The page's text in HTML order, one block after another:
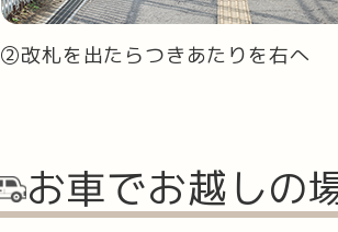
②改札を出たらつきあたりを右へ
お車でお越しの